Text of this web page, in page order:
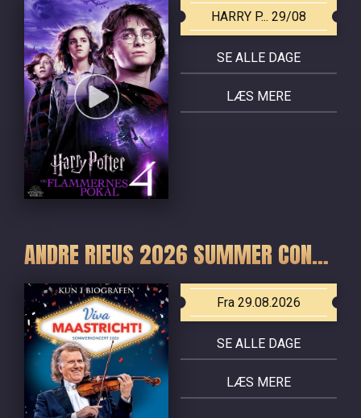
HARRY P... 29/08
SE ALLE DAGE
LÆS MERE
ANDRE RIEUS 2026 SUMMER CONCERT: VIVA MAASTRICHT!
Fra 29.08.2026
SE ALLE DAGE
LÆS MERE